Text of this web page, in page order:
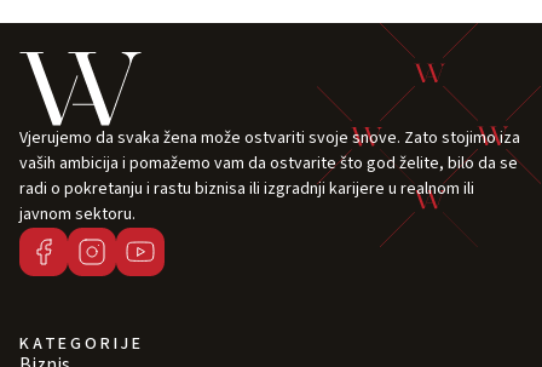
Vjerujemo da svaka žena može ostvariti svoje snove. Zato stojimo iza
vaših ambicija i pomažemo vam da ostvarite što god želite, bilo da se
radi o pokretanju i rastu biznisa ili izgradnji karijere u realnom ili
javnom sektoru.
KATEGORIJE